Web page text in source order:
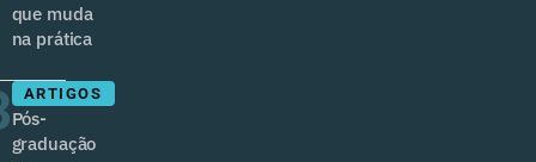
que muda
na prática
ARTIGOS
Pós-
graduação